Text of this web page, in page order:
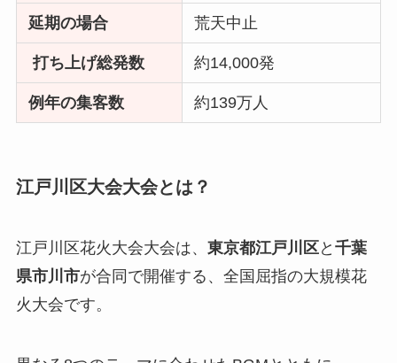
延期の場合 荒天中止
打ち上げ総発数 約14,000発
例年の集客数 約139万人
江戸川区大会大会とは？
江戸川区花火大会大会は、 東京都江戸川区と 千葉
県市川市が合同で開催する、全国屈指の大規模花
火大会です。